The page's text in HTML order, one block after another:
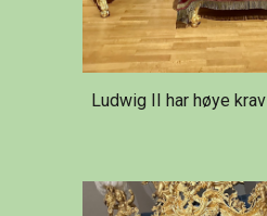
Ludwig II har høye krav